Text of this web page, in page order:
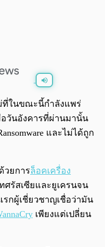
0:00 0:00
ที่ในขณะนี้กำลังแพร่
อวันอังคารที่ผ่านมานั้น
และไม่ได้ถูก
วยการล็อคเครื่อง
ศรัสเซียและยูเครนจน
กผู้เชี่ยวชาญเชื่อว่ามัน
เพียงแต่เปลี่ยน